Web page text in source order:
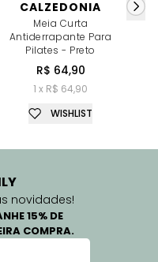
CALZEDONIA
Meia Curta
Antiderrapante Para
Pilates - Preto
R$ 64,90
1 x R$ 64,90
WISHLIST
novidades!
15% DE
COMPRA.